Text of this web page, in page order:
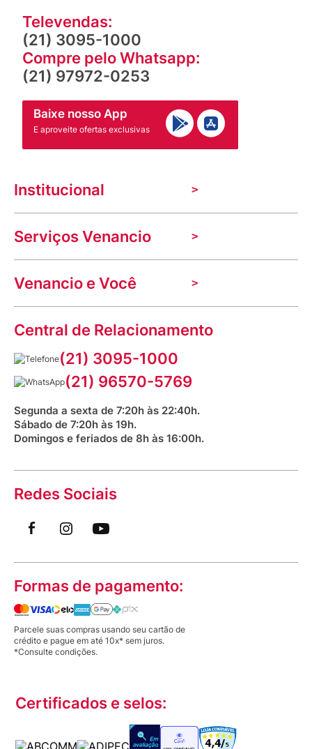
Televendas:
(21) 3095-1000
Compre pelo Whatsapp:
(21) 97972-0253
Baixe nosso App
E aproveite ofertas exclusivas
Institucional
A Venancio
Trabalhe Conosco
Nossas lojas
Indique seu imóvel
Aniversário Venancio 2025
Serviços Venancio
Troca e devolução
Mecânica de promoções
Dúvidas frequentes
Prazos e entregas
Bioimpedância Gratuita
Venancio e Você
VClube - Programa de fidelidade
Fale com o farmacêutico
Fale conosco
Saúde na praça
Central de Relacionamento
(21) 3095-1000
(21) 96570-5769
Segunda a sexta de 7:20h às 22:40h.
Sábado de 7:20h às 19h.
Domingos e feriados de 8h às 16:00h.
Redes Sociais
Formas de pagamento:
Parcele suas compras usando seu cartão de
crédito e pague em até 10x* sem juros.
*Consulte condições.
Certificados e selos: